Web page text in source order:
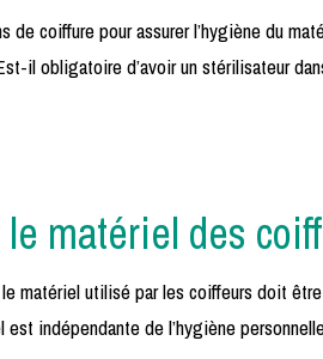
coiffure pour assurer l’hygiène du
il obligatoire d’avoir un stérilisateur
matériel des
matériel utilisé par les coiffeurs doit
indépendante de l’hygiène